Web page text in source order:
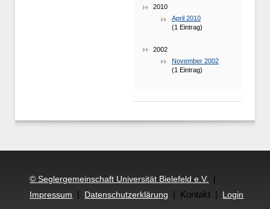
2010
April 2010
(1 Eintrag)
2002
November 2002
(1 Eintrag)
© Seglergemeinschaft Universität Bielefeld e.V. |
Impressum | Datenschutzerklärung | Kontakt | Login